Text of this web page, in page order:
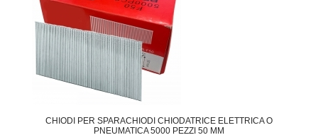
CHIODI PER SPARACHIODI CHIODATRICE ELETTRICA O
PNEUMATICA 5000 PEZZI 50 MM